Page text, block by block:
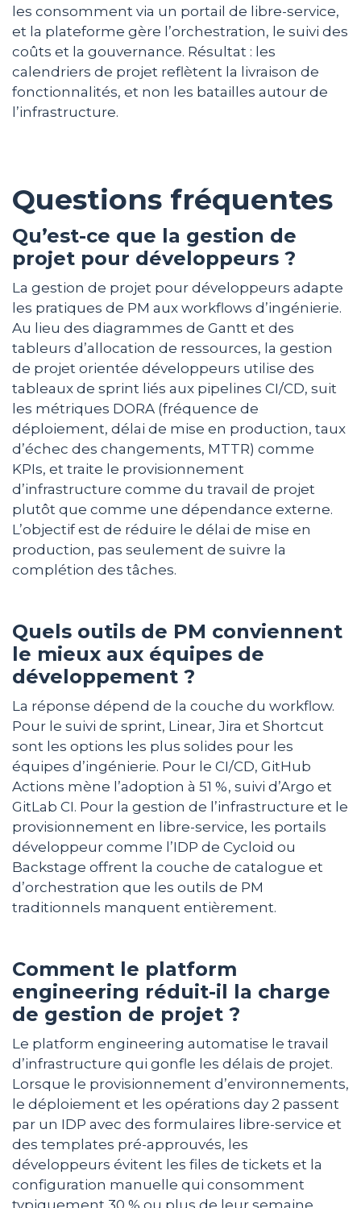
les consomment via un portail de libre-service,
et la plateforme gère l’orchestration, le suivi des
coûts et la gouvernance. Résultat : les
calendriers de projet reflètent la livraison de
fonctionnalités, et non les batailles autour de
l’infrastructure.
Questions fréquentes
Qu’est-ce que la gestion de
projet pour développeurs ?
La gestion de projet pour développeurs adapte
les pratiques de PM aux workflows d’ingénierie.
Au lieu des diagrammes de Gantt et des
tableurs d’allocation de ressources, la gestion
de projet orientée développeurs utilise des
tableaux de sprint liés aux pipelines CI/CD, suit
les métriques DORA (fréquence de
déploiement, délai de mise en production, taux
d’échec des changements, MTTR) comme
KPIs, et traite le provisionnement
d’infrastructure comme du travail de projet
plutôt que comme une dépendance externe.
L’objectif est de réduire le délai de mise en
production, pas seulement de suivre la
complétion des tâches.
Quels outils de PM conviennent
le mieux aux équipes de
développement ?
La réponse dépend de la couche du workflow.
Pour le suivi de sprint, Linear, Jira et Shortcut
sont les options les plus solides pour les
équipes d’ingénierie. Pour le CI/CD, GitHub
Actions mène l’adoption à 51 %, suivi d’Argo et
GitLab CI. Pour la gestion de l’infrastructure et le
provisionnement en libre-service, les portails
développeur comme l’IDP de Cycloid ou
Backstage offrent la couche de catalogue et
d’orchestration que les outils de PM
traditionnels manquent entièrement.
Comment le platform
engineering réduit-il la charge
de gestion de projet ?
Le platform engineering automatise le travail
d’infrastructure qui gonfle les délais de projet.
Lorsque le provisionnement d’environnements,
le déploiement et les opérations day 2 passent
par un IDP avec des formulaires libre-service et
des templates pré-approuvés, les
développeurs évitent les files de tickets et la
configuration manuelle qui consomment
typiquement 30 % ou plus de leur semaine.